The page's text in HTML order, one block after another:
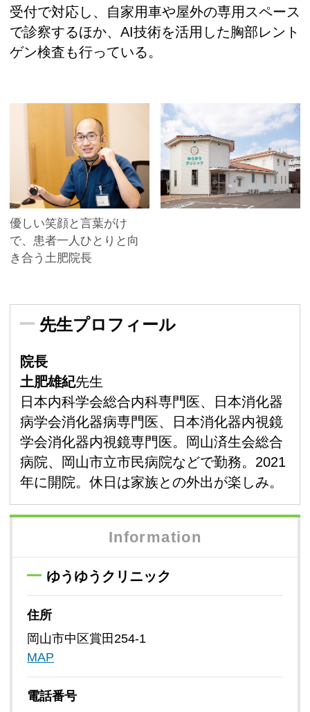
受付で対応し、自家用車や屋外の専用スペース
で診察するほか、AI技術を活用した胸部レント
ゲン検査も行っている。
優しい笑顔と言葉がけ
で、患者一人ひとりと向
き合う土肥院長
先生プロフィール
院長
土肥雄紀先生
日本内科学会総合内科専門医、日本消化器
病学会消化器病専門医、日本消化器内視鏡
学会消化器内視鏡専門医。岡山済生会総合
病院、岡山市立市民病院などで勤務。2021
年に開院。休日は家族との外出が楽しみ。
Information
ゆうゆうクリニック
住所
岡山市中区賞田254-1
MAP
電話番号